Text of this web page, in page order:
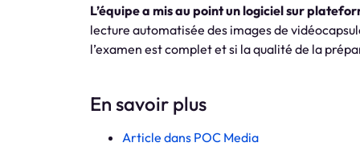
L’équipe a mis au point un logiciel sur
lecture automatisée des images de
l’examen est complet et si la qualité de la
En savoir plus
Article dans POC Media